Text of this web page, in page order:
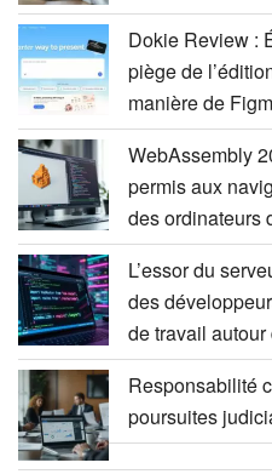
Dokie Review :
piège de
manière de
WebAssembly
permis aux
des ordinateurs
L’essor du
des
de travail autour
Responsabilité
poursuites